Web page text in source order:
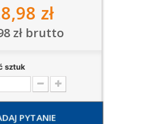
zł
zł brutto
sztuk
PYTANIE